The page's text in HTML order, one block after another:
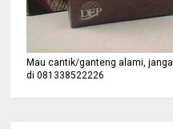
Mau cantik/ganteng alami,
di 081338522226